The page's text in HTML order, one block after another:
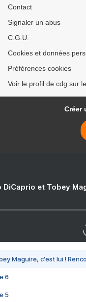
Contact
Signaler un abus
C.G.U.
Cookies et données
Préférences cookies
Voir le profil de cdg sur
Créer
DiCaprio et Tobey
Maguire, c'est lui !
6
5